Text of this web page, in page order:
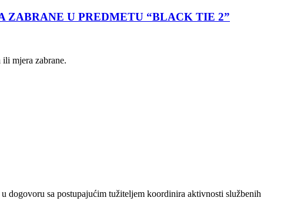
U PREDMETU “BLACK TIE 2”
mjera zabrane.
dogovoru sa postupajućim tužiteljem koordinira aktivnosti službenih